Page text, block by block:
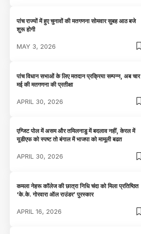
पांच राज्यों में हुए चुनावों की मतगणना सोमवार सुबह आठ बजे
शुरू होगी
MAY 3, 2026
पांच विधान सभाओं के लिए मतदान प्रक्रिया सम्पन्न, अब चार
मई की मतगणना की प्रतीक्षा
APRIL 30, 2026
एग्जिट पोल में असम और तमिलनाडु में बदलाव नहीं, केरल में
यूडीएफ को स्पष्ट तो बंगाल में भाजपा को मामूली बढत
APRIL 30, 2026
कमला नेहरू कॉलेज की छात्रा निधि चंदा को मिला प्रतिष्ठित
‘के.के. गोरवारा ऑल राउंडर’ पुरस्कार
APRIL 16, 2026